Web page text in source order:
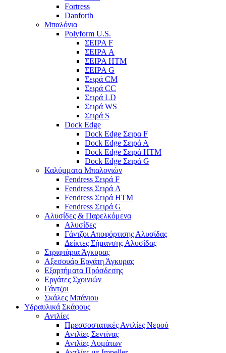
Fortress
Danforth
Μπαλόνια
Polyform U.S.
ΣΕΙΡΑ F
ΣΕΙΡΑ A
ΣΕΙΡΑ HTM
ΣΕΙΡΑ G
Σειρά CM
Σειρά CC
Σειρά LD
Σειρά WS
Σειρά S
Dock Edge
Dock Edge Σειρα F
Dock Edge Σειρά Α
Dock Edge Σειρά HTM
Dock Edge Σειρά G
Καλύμματα Μπαλονιών
Fendress Σειρά F
Fendress Σειρά A
Fendress Σειρά HTM
Fendress Σειρά G
Αλυσίδες & Παρελκόμενα
Αλυσίδες
Γάντζοι Αποφόρτισης Αλυσίδας
Δείκτες Σήμανσης Αλυσίδας
Στριφτάρια Άγκυρας
Αξεσουάρ Εργάτη Άγκυρας
Εξαρτήματα Πρόσδεσης
Εργάτες Σχοινιών
Γάντζοι
Σκάλες Μπάνιου
Υδραυλικά Σκάφους
Αντλίες
Πρεσσοστατικές Αντλίες Νερού
Αντλίες Σεντίνας
Αντλίες Λυμάτων